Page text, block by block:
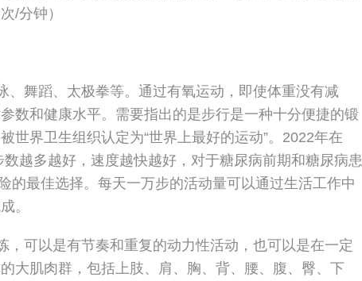
/分钟）
舞蹈、太极拳等。通过有氧运动，即使体重没有减
数和健康水平。需要指出的是步行是一种十分便捷的锻
世界卫生组织认定为“世界上最好的运动”。2022年在
越多越好，速度越快越好，对于糖尿病前期和糖尿病患
的最佳选择。每天一万步的活动量可以通过生活工作中
。
可以是有节奏和重复的动力性活动，也可以是在一定
大肌肉群，包括上肢、肩、胸、背、腰、腹、臀、下